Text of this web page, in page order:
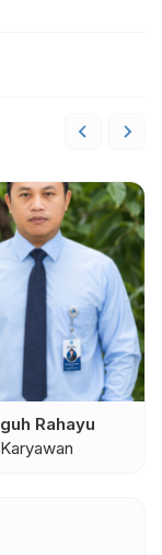
Rahayu
Karyawan